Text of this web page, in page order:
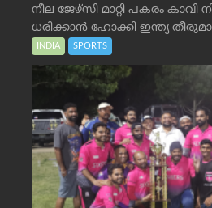
നീല ജേഴ്‌സി മാറ്റി പകരം കാവി
ധരിക്കാൻ ഹോക്കി ഇന്ത്യ
INDIA SPORTS